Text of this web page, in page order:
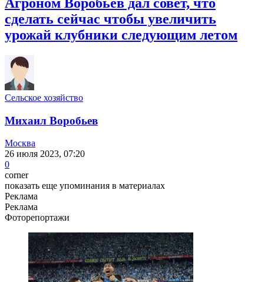
сделать сейчас чтобы увеличить
урожай клубники следующим летом
Сельское хозяйство
Михаил Воробьев
Москва
26 июля 2023, 07:20
0
corner
показать еще упоминания в материалах
Реклама
Реклама
Фоторепортажи